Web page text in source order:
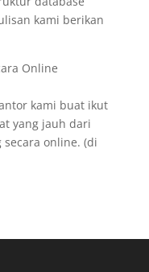
kami berikan
Online
kami buat ikut
yang jauh dari
online. (di